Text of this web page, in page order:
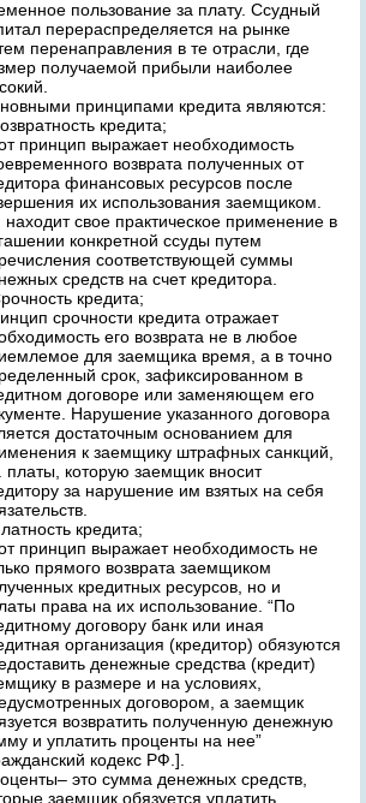
пользование за плату. Ссудный
перераспределяется на рынке
перенаправления в те отрасли, где
получаемой прибыли наиболее
принципами кредита являются:
кредита;
принцип выражает необходимость
возврата полученных от
финансовых ресурсов после
их использования заемщиком.
свое практическое применение в
конкретной ссуды путем
соответствующей суммы
средств на счет кредитора.
кредита;
срочности кредита отражает
его возврата не в любое
для заемщика время, а в точно
срок, зафиксированном в
договоре или заменяющем его
Нарушение указанного договора
достаточным основанием для
к заемщику штрафных санкций,
платы, которую заемщик вносит
за нарушение им взятых на себя
кредита;
принцип выражает необходимость не
прямого возврата заемщиком
кредитных ресурсов, но и
права на их использование. “По
договору банк или иная
организация (кредитор) обязуются
денежные средства (кредит)
в размере и на условиях,
договором, а заемщик
возвратить полученную денежную
и уплатить проценты на нее”
кодекс РФ.].
это сумма денежных средств,
заемщик обязуется уплатить